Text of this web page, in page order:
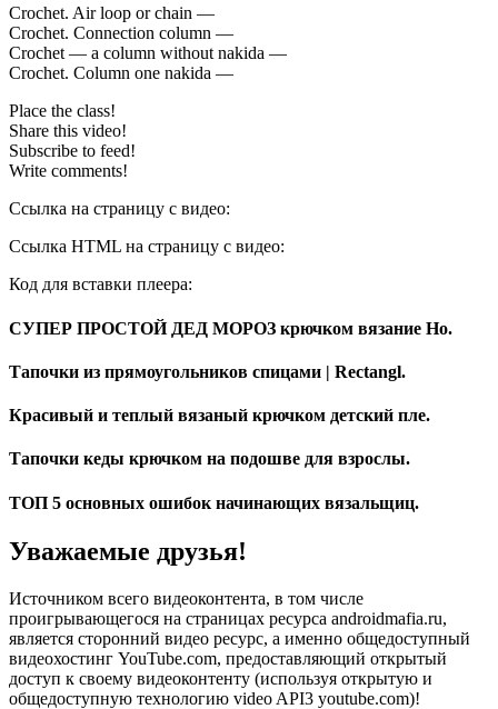
Crochet. Air loop or chain —
Crochet. Connection column —
Crochet — a column without nakida —
Crochet. Column one nakida —
Place the class!
Share this video!
Subscribe to feed!
Write comments!
Ссылка на страницу с видео:
Ссылка HTML на страницу с видео:
Код для вставки плеера:
СУПЕР ПРОСТОЙ ДЕД МОРОЗ крючком вязание Ho.
Тапочки из прямоугольников спицами | Rectangl.
Красивый и теплый вязаный крючком детский пле.
Тапочки кеды крючком на подошве для взрослы.
ТОП 5 основных ошибок начинающих вязальщиц.
Уважаемые друзья!
Источником всего видеоконтента, в том числе
проигрывающегося на страницах ресурса androidmafia.ru,
является сторонний видео ресурс, а именно общедоступный
видеохостинг YouTube.com, предоставляющий открытый
доступ к своему видеоконтенту (используя открытую и
общедоступную технологию video API3 youtube.com)!